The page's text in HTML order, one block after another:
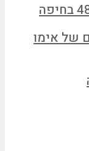
של אימו